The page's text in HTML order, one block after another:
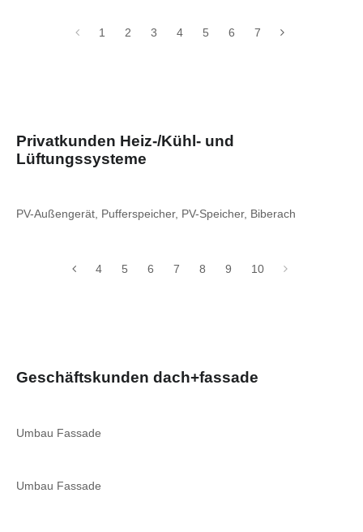
1 2 3 4 5 6 7
Privatkunden Heiz-/Kühl- und
Lüftungssysteme
PV-Außengerät, Pufferspeicher, PV-Speicher, Biberach
4 5 6 7 8 9 10
Geschäftskunden dach+fassade
Umbau Fassade
Umbau Fassade